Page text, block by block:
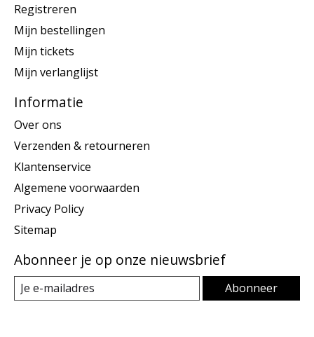
Registreren
Mijn bestellingen
Mijn tickets
Mijn verlanglijst
Informatie
Over ons
Verzenden & retourneren
Klantenservice
Algemene voorwaarden
Privacy Policy
Sitemap
Abonneer je op onze nieuwsbrief
Abonneer